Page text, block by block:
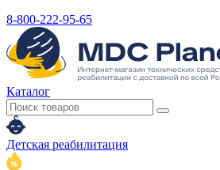
8-800-222-95-65
Каталог
Детская реабилитация